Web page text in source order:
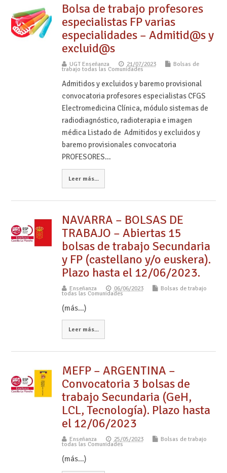
Bolsa de trabajo profesores
especialistas FP varias
especialidades – Admitid@s y
excluid@s
UGT Enseñanza 21/07/2023 Bolsas de
trabajo todas las Comunidades
Admitidos y excluidos y baremo provisional
convocatoria profesores especialistas CFGS
Electromedicina Clínica, módulo sistemas de
radiodiagnóstico, radioterapia e imagen
médica Listado de Admitidos y excluidos y
baremo provisionales convocatoria
PROFESORES…
Leer más...
NAVARRA – BOLSAS DE
TRABAJO – Abiertas 15
bolsas de trabajo Secundaria
y FP (castellano y/o euskera).
Plazo hasta el 12/06/2023.
Enseñanza 06/06/2023 Bolsas de trabajo
todas las Comunidades
(más…)
Leer más...
MEFP – ARGENTINA –
Convocatoria 3 bolsas de
trabajo Secundaria (GeH,
LCL, Tecnología). Plazo hasta
el 12/06/2023
Enseñanza 25/05/2023 Bolsas de trabajo
todas las Comunidades
(más…)